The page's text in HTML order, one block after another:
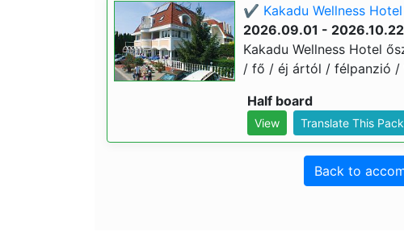
✔️ Kakadu Wellness
2026.09.01 - 2026.10.22
Kakadu Wellness Hotel
/ fő / éj ártól / félpanzió /
Half board
View Translate This
Back to